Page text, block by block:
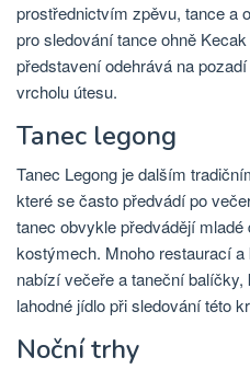
prostřednictvím zpěvu, tance a
pro sledování tance ohně
představení odehrává na
vrcholu útesu.
Tanec legong
Tanec Legong je dalším
které se často předvádí po
tanec obvykle předvádějí
kostýmech. Mnoho restaurací
nabízí večeře a taneční
lahodné jídlo při sledování této
Noční trhy